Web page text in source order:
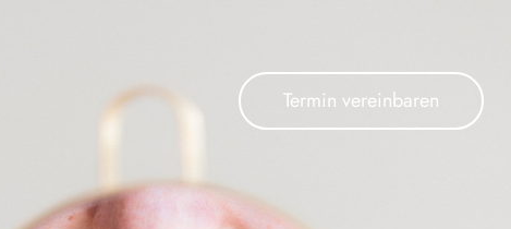
Termin vereinbaren